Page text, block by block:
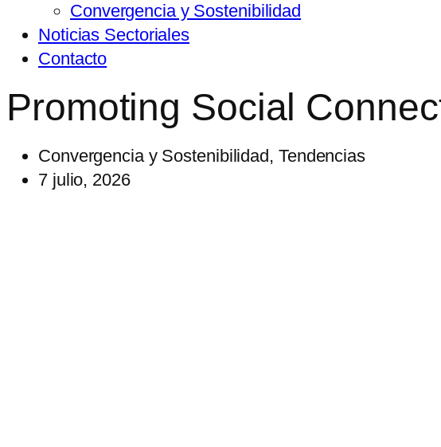
Convergencia y Sostenibilidad
Noticias Sectoriales
Contacto
Promoting Social
Convergencia y Sostenibilidad, Tendencias
7 julio, 2026